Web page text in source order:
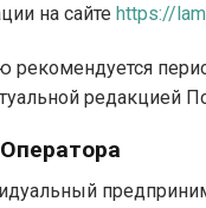
на сайте https://
рекомендуется
редакцией